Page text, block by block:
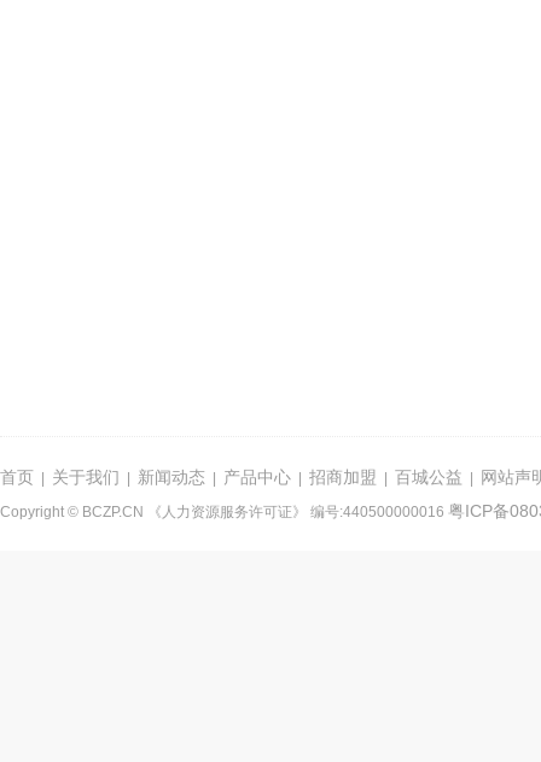
首页 关于我们 新闻动态 产品中心 招商加盟 百城公益 网站声
Copyright © BCZP.CN 《人力资源服务许可证》 编号:440500000016 粤ICP备